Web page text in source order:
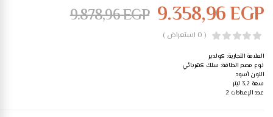
9.358,96EGP
9.878,96EGP
( 0 استعراض )
العلامة التجارية: كولدير
نوع مصدر الطاقة: سلك كهربائي
اللون أسود
سعة 3,2 ليتر
عدد الإعدادات 2